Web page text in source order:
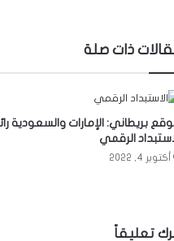
ذات صلة
بريطاني: الإمارات والسعودية
الرقمي
أكتوبر 4, 2022
تعليقاً